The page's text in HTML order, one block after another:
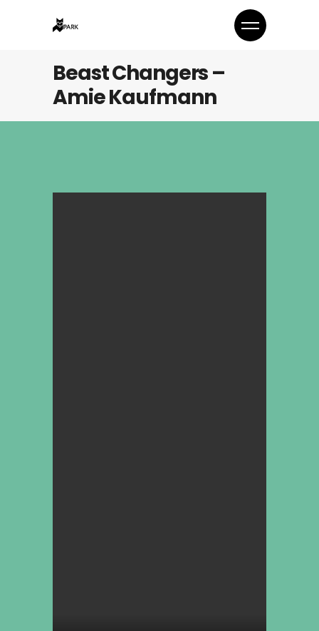
Beast Changers –
Amie Kaufmann